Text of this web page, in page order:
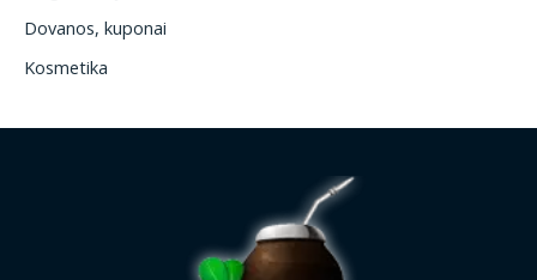
Dovanos, kuponai
Kosmetika